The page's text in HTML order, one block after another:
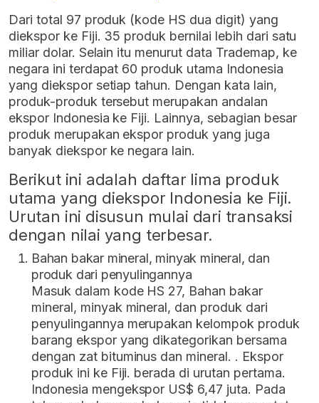
Dari total 97 produk (kode HS dua digit) yang
diekspor ke Fiji. 35 produk bernilai lebih dari satu
miliar dolar. Selain itu menurut data Trademap, ke
negara ini terdapat 60 produk utama Indonesia
yang diekspor setiap tahun. Dengan kata lain,
produk-produk tersebut merupakan andalan
ekspor Indonesia ke Fiji. Lainnya, sebagian besar
produk merupakan ekspor produk yang juga
banyak diekspor ke negara lain.
Berikut ini adalah daftar lima produk
utama yang diekspor Indonesia ke Fiji.
Urutan ini disusun mulai dari transaksi
dengan nilai yang terbesar.
Bahan bakar mineral, minyak mineral, dan
produk dari penyulingannya
Masuk dalam kode HS 27, Bahan bakar
mineral, minyak mineral, dan produk dari
penyulingannya merupakan kelompok produk
barang ekspor yang dikategorikan bersama
dengan zat bituminus dan mineral. . Ekspor
produk ini ke Fiji. berada di urutan pertama.
Indonesia mengekspor US$ 6,47 juta. Pada